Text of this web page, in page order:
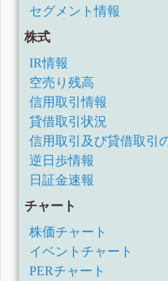
セグメント情報
株式
IR情報
空売り残高
信用取引情報
貸借取引状況
信用取引及び貸借取引
逆日歩情報
日証金速報
チャート
株価チャート
イベントチャート
PERチャート